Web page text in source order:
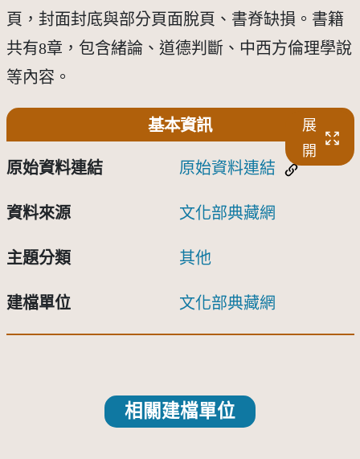
頁，封面封底與部分頁面脫頁、書脊缺損。書籍
共有8章，包含緒論、道德判斷、中西方倫理學說
等內容。
基本資訊
展
開
原始資料連結 原始資料連結
資料來源 文化部典藏網
主題分類 其他
建檔單位 文化部典藏網
相關建檔單位